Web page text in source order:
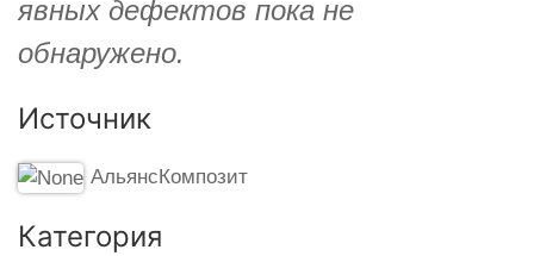
явных дефектов пока не
обнаружено.
Источник
АльянсКомпозит
Категория